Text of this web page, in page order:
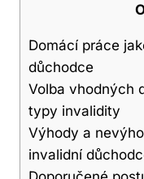
Domácí práce
důchodce
Volba vhodných
typy invalidity
Výhody a
invalidní‌